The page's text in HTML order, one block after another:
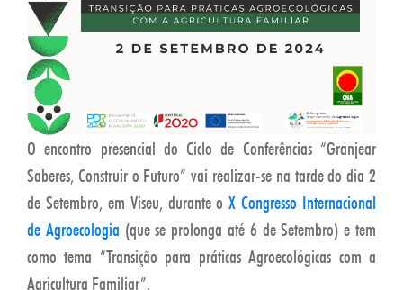
O encontro presencial do Ciclo de Conferências “Granjear
Saberes, Construir o Futuro” vai realizar-se na tarde do dia 2
de Setembro, em Viseu, durante oX Congresso Internacional
de Agroecologia (que se prolonga até 6 de Setembro) e tem
como tema “Transição para práticas Agroecológicas com a
Agricultura Familiar”.